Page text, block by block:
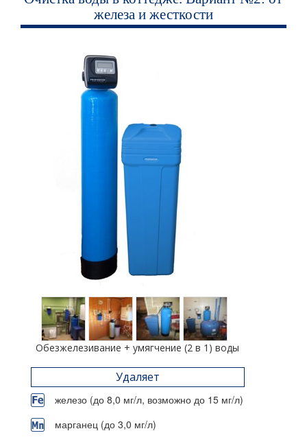
железа и жесткости
Обезжелезивание + умягчение (2 в 1) воды
Удаляет
железо (до 8,0 мг/л, возможно до 15 мг/л)
марганец (до 3,0 мг/л)